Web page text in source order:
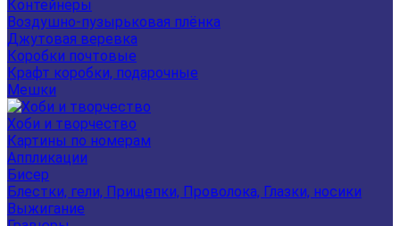
Контейнеры
Воздушно-пузырьковая плёнка
Джутовая веревка
Коробки почтовые
Крафт коробки, подарочные
Мешки
Хоби и творчество
Картины по номерам
Аппликации
Бисер
Блестки, гели, Прищепки, Проволока, Глазки, носики
Выжигание